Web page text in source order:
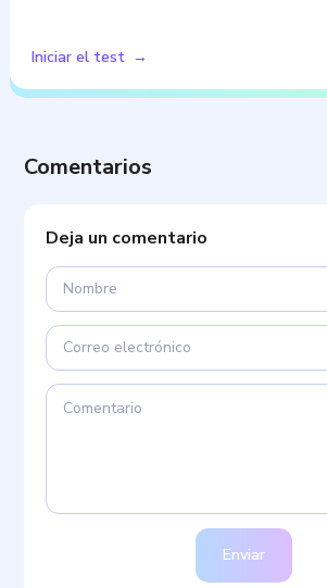
Iniciar el test
Comentarios
Deja un comentario
Enviar